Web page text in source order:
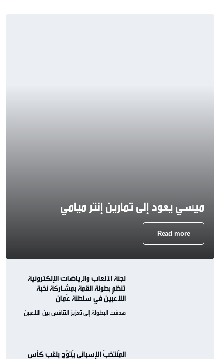
ميسي يعود إلى تمارين إنتر ميامي
Read more
لجنة الألعاب والرياضات الإلكترونية
تنظم بطولة القمة بمشاركة نخبة
اللاعبين في سلطنة عُمان
هدفت البطولة إلى تعزيز التنافس بين اللاعبين
المُنتخبُ الإسباني يُتوّج بلقب كأس